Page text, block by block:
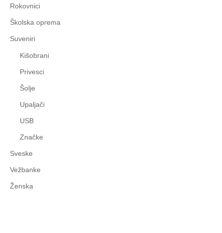
Rokovnici
Školska oprema
Suveniri
Kišobrani
Privesci
Šolje
Upaljači
USB
Značke
Sveske
Vežbanke
Ženska